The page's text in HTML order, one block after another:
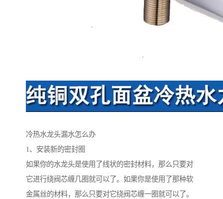
冷热水龙头漏水怎么办
1、安装新的密封圈
如果你的水龙头是使用了线状的密封材料，那么只要对
它进行绕阀芯缠几圈就可以了。如果你是使用了那种软
金属丝的材料，那么只要对它绕阀芯缠一圈就可以了。